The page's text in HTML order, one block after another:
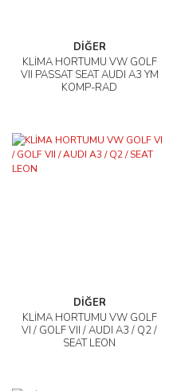
DİĞER
KLİMA HORTUMU VW GOLF
VII PASSAT SEAT AUDI A3 YM
KOMP-RAD
DİĞER
KLİMA HORTUMU VW GOLF
VI / GOLF VII / AUDI A3 / Q2 /
SEAT LEON